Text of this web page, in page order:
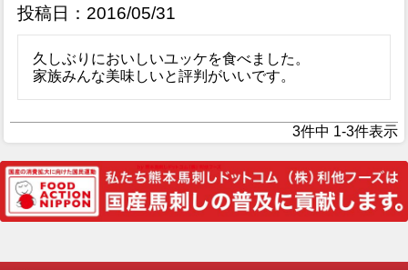
投稿日 2016/05/31
久しぶりにおいしいユッケを食べました。
家族みんな美味しいと評判がいいです。
3件中 1-3件表示